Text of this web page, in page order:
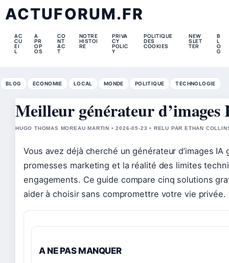
ACTUFORUM.FR
AC
CU
EI
L
A
PR
OP
OS
CO
NT
AC
T
NOTRE
HISTOI
RE
PRIVA
CY
POLIC
Y
POLITIQUE
DES
COOKIES
NEW
SLET
TER
B
L
O
G
BLOG ECONOMIE LOCAL MONDE POLITIQUE TECHNOLOGIE
Meilleur générateur
HUGO THOMAS MOREAU MARTIN • 2026-05-23 • RELU PAR ETHAN
Vous avez déjà cherché un générateur d’images
promesses marketing et la réalité des limites
engagements. Ce guide compare cinq solutions
aider à choisir sans compromettre votre vie privée.
A NE PAS MANQUER